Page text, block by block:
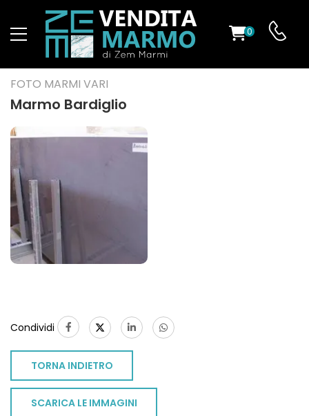
0
FOTO MARMI VARI
Marmo Bardiglio
Condividi
TORNA INDIETRO
SCARICA LE IMMAGINI